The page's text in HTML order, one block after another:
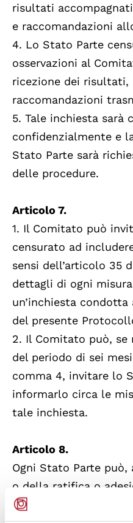
risultati
e raccomandazioni
4. Lo Stato Parte
osservazioni al
ricezione dei risultati,
raccomandazioni
5. Tale inchiesta sarà
confidenzialmente e
Stato Parte sarà
delle procedure.
Articolo 7.
1. Il Comitato può
censurato ad
sensi dell’articolo 35
dettagli di ogni
un’inchiesta condotta
del presente
2. Il Comitato può, se
del periodo di sei
comma 4, invitare lo
informarlo circa le
tale inchiesta.
Articolo 8.
Ogni Stato Parte
o della ratifica o
Protocollo, dichiarare